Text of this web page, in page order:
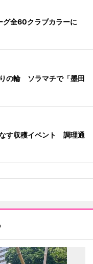
グ全60クラブカラーに
の輪 ソラマチで「墨田
す収穫イベント 調理通